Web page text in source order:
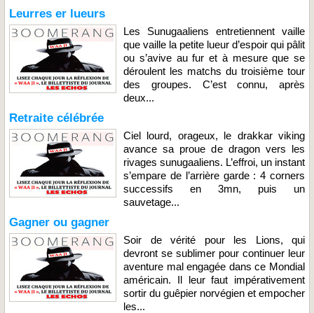
Leurres er lueurs
Les Sunugaaliens entretiennent vaille
que vaille la petite lueur d’espoir qui pâlit
ou s’avive au fur et à mesure que se
déroulent les matchs du troisième tour
des groupes. C’est connu, après
deux...
Retraite célébrée
Ciel lourd, orageux, le drakkar viking
avance sa proue de dragon vers les
rivages sunugaaliens. L’effroi, un instant
s’empare de l’arrière garde : 4 corners
successifs en 3mn, puis un
sauvetage...
Gagner ou gagner
Soir de vérité pour les Lions, qui
devront se sublimer pour continuer leur
aventure mal engagée dans ce Mondial
américain. Il leur faut impérativement
sortir du guêpier norvégien et empocher
les...